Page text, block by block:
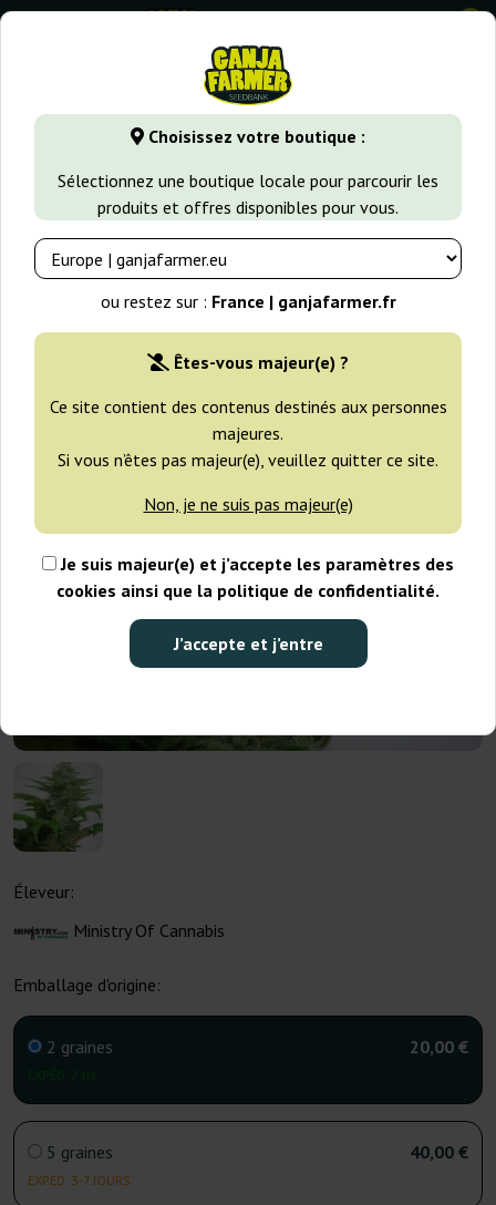
Choisissez votre boutique :
Sélectionnez une boutique locale pour parcourir les
produits et offres disponibles pour vous.
ou restez sur : France | ganjafarmer.fr
Êtes-vous majeur(e) ?
Ce site contient des contenus destinés aux personnes
majeures.
Si vous n’êtes pas majeur(e), veuillez quitter ce site.
Non, je ne suis pas majeur(e)
Je suis majeur(e) et j’accepte les paramètres des
cookies ainsi que la politique de confidentialité.
J’accepte et j’entre
0
GanjaFarmer.fr Types de Graines Graines de Cannabis
Cannabis
Éleveur:
Ministry Of Cannabis
Emballage d'origine:
2 graines 20,00 €
5 graines
EXPÉD. 3-7 JOURS
40,00 €